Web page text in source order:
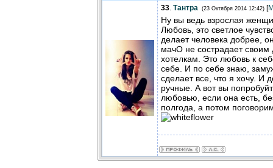
33. Тантра (23 Октября 2014 12:42) [
Ну вы ведь взрослая
Любовь, это светлое
делает человека добрее,
мачО не сострадает своим
хотелкам. Это любовь к
себе. И по себе знаю,
сделает все, что я хочу. И
ручные. А вот вы
любовью, если она есть,
полгода, а потом